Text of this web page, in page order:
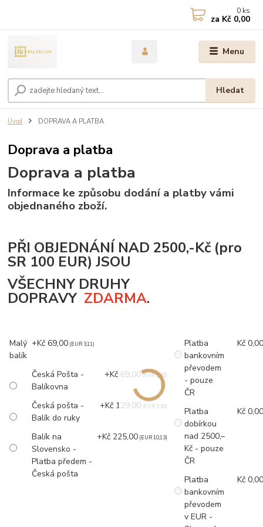
Menu
Hledat
0 ks
za Kč 0,00
Úvod DOPRAVA A PLATBA
Doprava a platba
Doprava a platba
Informace ke způsobu dodání a platby vámi
objednaného zboží.
PŘI OBJEDNÁNÍ NAD 2500,-Kč (pro
SR 100 EUR) JSOU
VŠECHNY DRUHY
DOPRAVY ZDARMA.
Malý
balík
+Kč 69,00 (EUR 3,11)
Česká Pošta -
Balíkovna
+Kč 69,00(EUR 2,66)
Česká pošta -
Balík do ruky
+Kč 129,00 (EUR 5,36)
Balík na
Slovensko -
Platba předem -
Česká pošta
+Kč 225,00 (EUR 10,13)
Platba
bankovním
převodem
- pouze
ČR
Kč
Platba
dobírkou
nad 2500,–
Kč - pouze
ČR
Kč
Platba
bankovním
převodem
v EUR -
Kč